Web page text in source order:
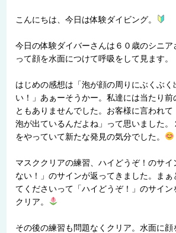
こんにちは、今日は体験ダイビング。
今日の体験ダイバーさんは６０歳のシニア
って顔を水面につけて呼吸をして見ます。
はじめの感想は「泡が顔の周りにぶくぶ
い！」あぁーそうかー。私達には当たり前
ともありませんでした。お客様に言われ
泡が出ているんだよね」って思いました
をやっていて新たな発見の気分でした。
マスククリアの練習、ハイどうぞ！のサ
ない！」のサインが返ってきました。まぁ
てくださいって「ハイどうぞ！」のサイン
クリア。
その後の練習も問題なくクリア。水面に顔